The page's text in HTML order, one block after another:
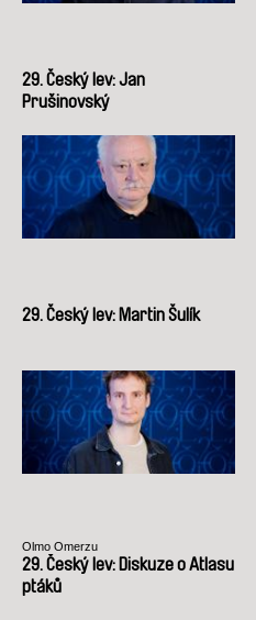
29. Český lev: Jan
Prušinovský
29. Český lev: Martin Šulík
Olmo Omerzu
29. Český lev: Diskuze o Atlasu
ptáků